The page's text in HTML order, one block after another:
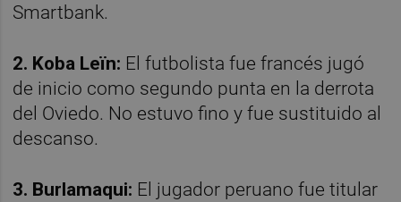
Smartbank.
2. Koba Leïn: El futbolista fue francés jugó
de inicio como segundo punta en la derrota
del Oviedo. No estuvo fino y fue sustituido al
descanso.
3. Burlamaqui: El jugador peruano fue titular